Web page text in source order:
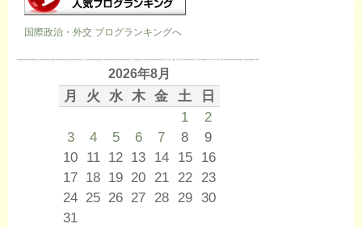
国際政治・外交 ブログランキングへ
2026年8月
月 火 水 木 金 土
日
1
2
3
4 5 6 7 8
9
10 11 12 13 14 15
16
17 18 19 20 21 22
23
24 25 26 27 28 29 30
31